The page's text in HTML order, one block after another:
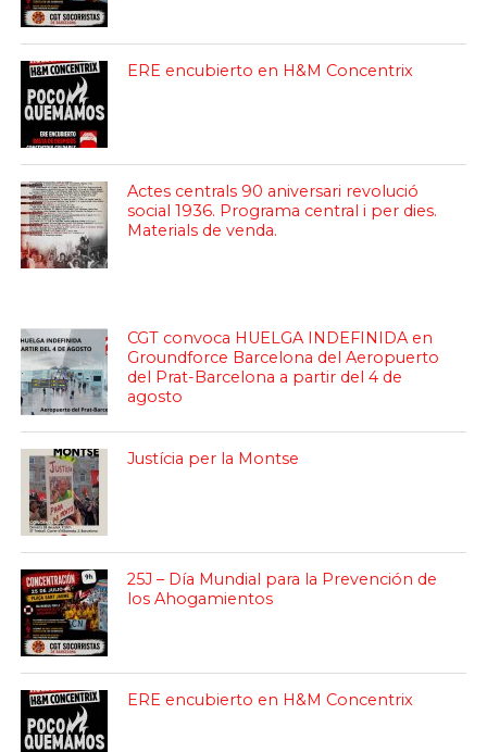
ERE encubierto en H&M Concentrix
Actes centrals 90 aniversari revolució
social 1936. Programa central i per dies.
Materials de venda.
CGT convoca HUELGA INDEFINIDA en
Groundforce Barcelona del Aeropuerto
del Prat-Barcelona a partir del 4 de
agosto
Justícia per la Montse
25J – Día Mundial para la Prevención de
los Ahogamientos
ERE encubierto en H&M Concentrix